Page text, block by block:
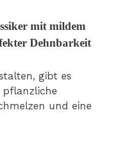
mit mildem
Dehnbarkeit
gibt es
pflanzliche
und eine